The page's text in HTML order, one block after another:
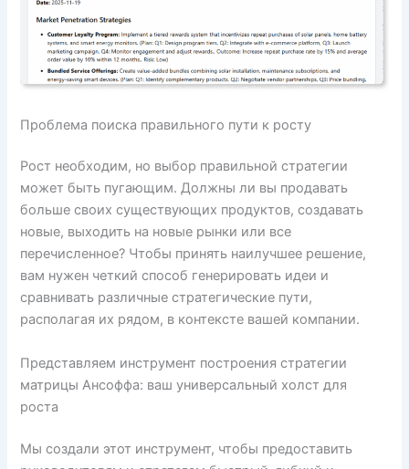
Проблема поиска правильного пути к росту
Рост необходим, но выбор правильной стратегии
может быть пугающим. Должны ли вы продавать
больше своих существующих продуктов, создавать
новые, выходить на новые рынки или все
перечисленное? Чтобы принять наилучшее решение,
вам нужен четкий способ генерировать идеи и
сравнивать различные стратегические пути,
располагая их рядом, в контексте вашей компании.
Представляем инструмент построения стратегии
матрицы Ансоффа: ваш универсальный холст для
роста
Мы создали этот инструмент, чтобы предоставить